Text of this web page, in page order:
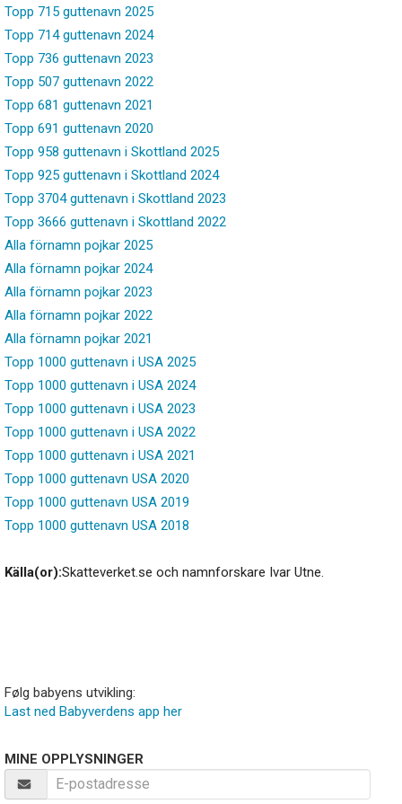
Topp 715 guttenavn 2025
Topp 714 guttenavn 2024
Topp 736 guttenavn 2023
Topp 507 guttenavn 2022
Topp 681 guttenavn 2021
Topp 691 guttenavn 2020
Topp 958 guttenavn i Skottland 2025
Topp 925 guttenavn i Skottland 2024
Topp 3704 guttenavn i Skottland 2023
Topp 3666 guttenavn i Skottland 2022
Alla förnamn pojkar 2025
Alla förnamn pojkar 2024
Alla förnamn pojkar 2023
Alla förnamn pojkar 2022
Alla förnamn pojkar 2021
Topp 1000 guttenavn i USA 2025
Topp 1000 guttenavn i USA 2024
Topp 1000 guttenavn i USA 2023
Topp 1000 guttenavn i USA 2022
Topp 1000 guttenavn i USA 2021
Topp 1000 guttenavn USA 2020
Topp 1000 guttenavn USA 2019
Topp 1000 guttenavn USA 2018
Källa(or):Skatteverket.se och namnforskare Ivar Utne.
Følg babyens utvikling:
Last ned Babyverdens app her
MINE OPPLYSNINGER